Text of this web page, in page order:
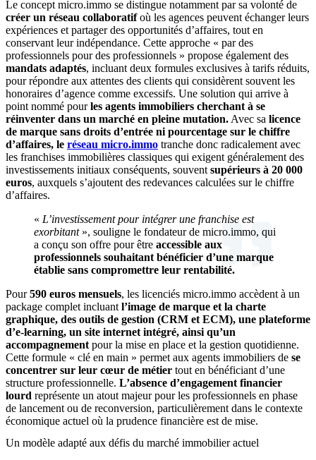
Le concept micro.immo se distingue notamment par sa volonté de
créer un réseau collaboratifoù les agences peuvent échanger leurs
expériences et partager des opportunités d’affaires, tout en
conservant leur indépendance. Cette approche « par des
professionnels pour des professionnels » propose également des
mandats adaptés, incluant deux formules exclusives à tarifs réduits,
pour répondre aux attentes des clients qui considèrent souvent les
honoraires d’agence comme excessifs. Une solution qui arrive à
point nommé pourles agents immobiliers cherchant à se
réinventer dans un marché en pleine mutation. Avec sa licence
de marque sans droits d’entrée ni pourcentage sur le chiffre
d’affaires, le réseau micro.immo tranche donc radicalement avec
les franchises immobilières classiques qui exigent généralement des
investissements initiaux conséquents, souvent supérieurs à 20 000
euros, auxquels s’ajoutent des redevances calculées sur le chiffre
d’affaires.
« L’investissement pour intégrer une franchise est
exorbitant», souligne le fondateur de micro.immo, qui
a conçu son offre pour être accessible aux
professionnels souhaitant bénéficier d’une marque
établie sans compromettre leur rentabilité.
Pour590 euros mensuels, les licenciés micro.immo accèdent à un
package complet incluant l’image de marque et la charte
graphique, des outils de gestion (CRM et ECM), une plateforme
d’e-learning, un site internet intégré, ainsi qu’un
accompagnement pour la mise en place et la gestion quotidienne.
Cette formule « clé en main » permet aux agents immobiliers de se
concentrer sur leur cœur de métier tout en bénéficiant d’une
structure professionnelle. L’absence d’engagement financier
lourd représente un atout majeur pour les professionnels en phase
de lancement ou de reconversion, particulièrement dans le contexte
économique actuel où la prudence financière est de mise.
Un modèle adapté aux défis du marché immobilier actuel